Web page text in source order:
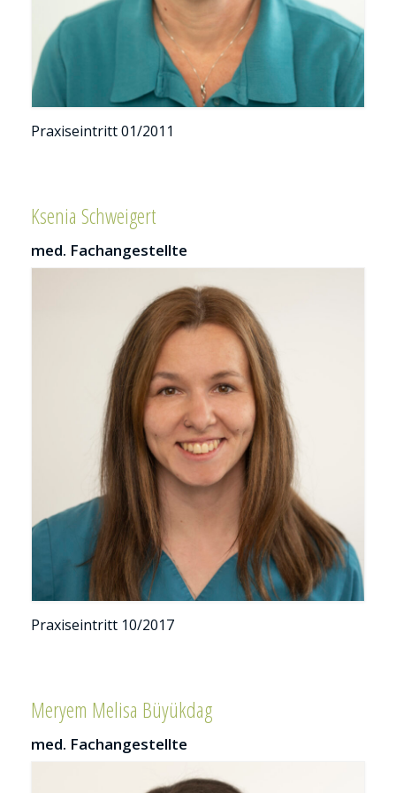
Pra­xis­ein­tritt 01/2011
Ksenia Schweigert
med. Fachangestellte
Pra­xis­ein­tritt 10/2017
Meryem Melisa Büyükdag
med. Fachangestellte